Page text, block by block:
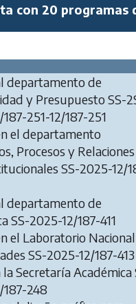
con 20 programas
departamento de
y Presupuesto SS-
251-12/187-251
el departamento
Procesos y Relaciones
SS-2025-12/
departamento de
SS-2025-12/187-411
el Laboratorio Nacional
SS-2025-12/187-413
Secretaría Académica
248